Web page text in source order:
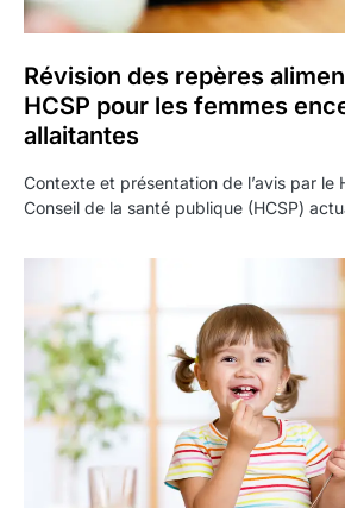
Révision des repères
HCSP pour les femmes
allaitantes
Contexte et présentation de l’avis par le
Conseil de la santé publique (HCSP)